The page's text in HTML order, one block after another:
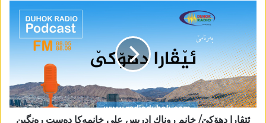
ئێڤارا دھۆکێ/ خانم روناك ادریس علی خانمەکا دەست رەنگین